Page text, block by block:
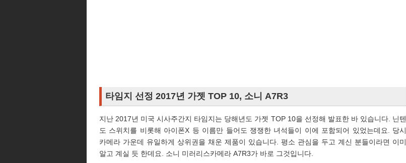
타임지 선정 2017년 가젯 TOP 10, 소니 A7R3
지난 2017년 미국 시사주간지 타임지는 당해년도 가젯 TOP 10을 선정해 발표한 바 있습니다. 닌텐
도 스위치를 비롯해 아이폰X 등 이름만 들어도 쟁쟁한 녀석들이 이에 포함되어 있었는데요. 당시
카메라 가운데 유일하게 상위권을 채운 제품이 있습니다. 평소 관심을 두고 계신 분들이라면 이미
알고 계실 듯 한데요. 소니 미러리스카메라 A7R3가 바로 그것입니다.